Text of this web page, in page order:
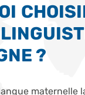
?
maternelle